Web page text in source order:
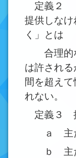
定義２
提供しな
く」とは
合理的な
は許され
間を超え
れない。
定義３
ａ 主た
ｂ 主た